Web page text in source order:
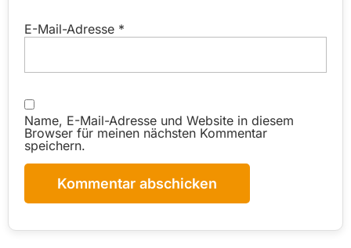
E-Mail-Adresse *
Name, E-Mail-Adresse und Website in diesem
Browser für meinen nächsten Kommentar
speichern.